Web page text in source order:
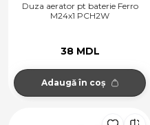
Duza aerator pt baterie Ferro
M24x1 PCH2W
38 MDL
Adaugă în coș